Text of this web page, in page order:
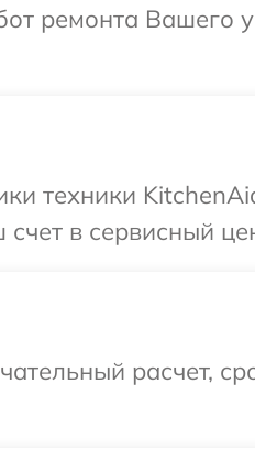
ремонта Вашего
техники
в сервисный
расчет,